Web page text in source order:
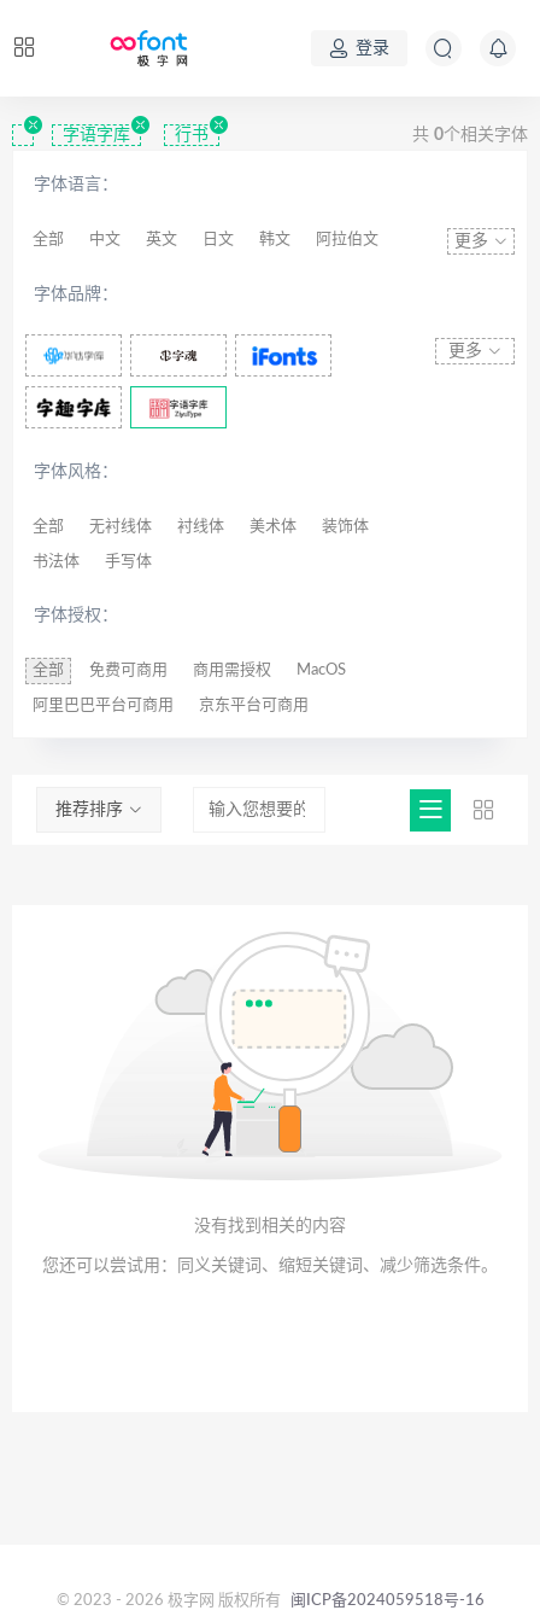
登录
字语字库 行书 共 0个相关字体
字体语言：
全部 中文 英文 日文 韩文 阿拉伯文
拉丁文 八思巴文
更多
字体品牌：
更多
字体风格：
全部 无衬线体 衬线体 美术体 装饰体
书法体 手写体
字体授权：
全部 免费可商用 商用需授权 MacOS
阿里巴巴平台可商用 京东平台可商用
推荐排序
没有找到相关的内容
您还可以尝试用：同义关键词、缩短关键词、减少筛选条件。
© 2023 - 2026 极字网 版权所有 闽ICP备2024059518号-16